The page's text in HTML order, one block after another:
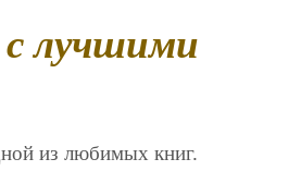
из любимых книг.